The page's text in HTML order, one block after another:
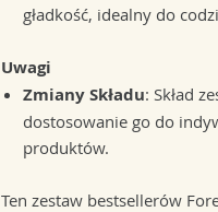
gładkość, idealny do
Uwagi
Zmiany Składu: Skład
dostosowanie go do
produktów.
Ten zestaw bestsellerów